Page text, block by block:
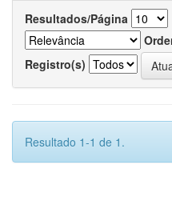
Resultados/Página
Registro(s)
Resultado 1-1 de 1.